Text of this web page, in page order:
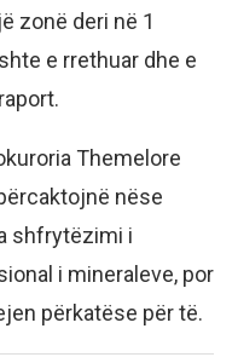
zonë deri në 1
e rrethuar dhe e
Themelore
nëse
shfrytëzimi i
i mineraleve, por
përkatëse për të.